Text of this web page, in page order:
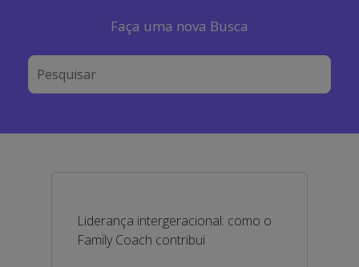
Faça uma nova Busca
Liderança intergeracional: como o
Family Coach contribui